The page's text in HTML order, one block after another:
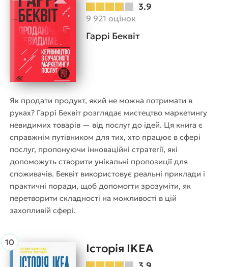
3.9
9 921 оцінок
Гаррі Беквіт
Як продати продукт, який не можна потримати в
руках? Гаррі Беквіт розглядає мистецтво маркетингу
невидимих товарів — від послуг до ідей. Ця книга є
справжнім путівником для тих, хто працює в сфері
послуг, пропонуючи інноваційні стратегії, які
допоможуть створити унікальні пропозиції для
споживачів. Беквіт використовує реальні приклади і
практичні поради, щоб допомогти зрозуміти, як
перетворити складності на можливості в цій
захопливій сфері.
Історія IKEA